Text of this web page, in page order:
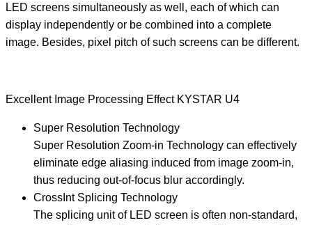
LED screens simultaneously as well, each of which can
display independently or be combined into a complete
image. Besides, pixel pitch of such screens can be different.
Excellent Image Processing Effect KYSTAR U4
Super Resolution Technology
Super Resolution Zoom-in Technology can effectively
eliminate edge aliasing induced from image zoom-in,
thus reducing out-of-focus blur accordingly.
CrossInt Splicing Technology
The splicing unit of LED screen is often non-standard,